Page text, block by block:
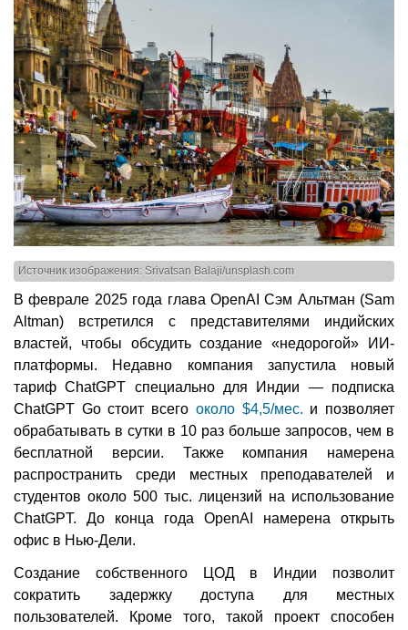
Источник изображения: Srivatsan Balaji/unsplash.com
В феврале 2025 года глава OpenAI Сэм Альтман (Sam
Altman) встретился с представителями индийских
властей, чтобы обсудить создание «недорогой» ИИ-
платформы. Недавно компания запустила новый
тариф ChatGPT специально для Индии — подписка
ChatGPT Go стоит всего около $4,5/мес. и позволяет
обрабатывать в сутки в 10 раз больше запросов, чем в
бесплатной версии. Также компания намерена
распространить среди местных преподавателей и
студентов около 500 тыс. лицензий на использование
ChatGPT. До конца года OpenAI намерена открыть
офис в Нью-Дели.
Создание собственного ЦОД в Индии позволит
сократить задержку доступа для местных
пользователей. Кроме того, такой проект способен